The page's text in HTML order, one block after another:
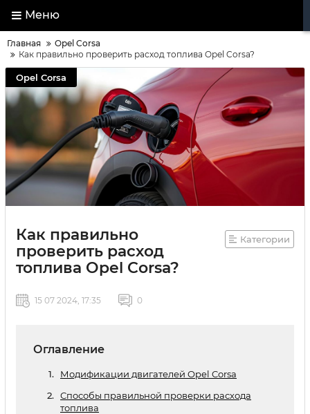
Меню
Главная
Opel Corsa
Как правильно проверить расход топлива Opel Corsa?
Opel Corsa
Как правильно
проверить расход
топлива Opel Corsa?
Категории
15 07 2024, 17:35 0
Оглавление
Модификации двигателей Opel Corsa
Способы правильной проверки расхода
топлива